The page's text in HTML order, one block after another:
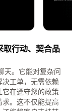
取行动、契合品
天。它能对复杂问
工单，无需依赖
在遵守您的政策
。这不仅能提高